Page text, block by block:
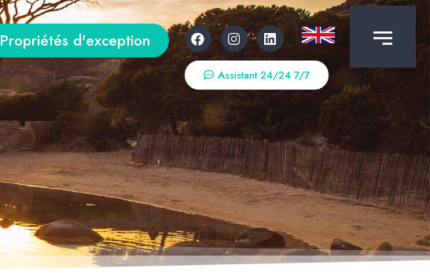
Propriétés d'exception
Assistant 24/24 7/7